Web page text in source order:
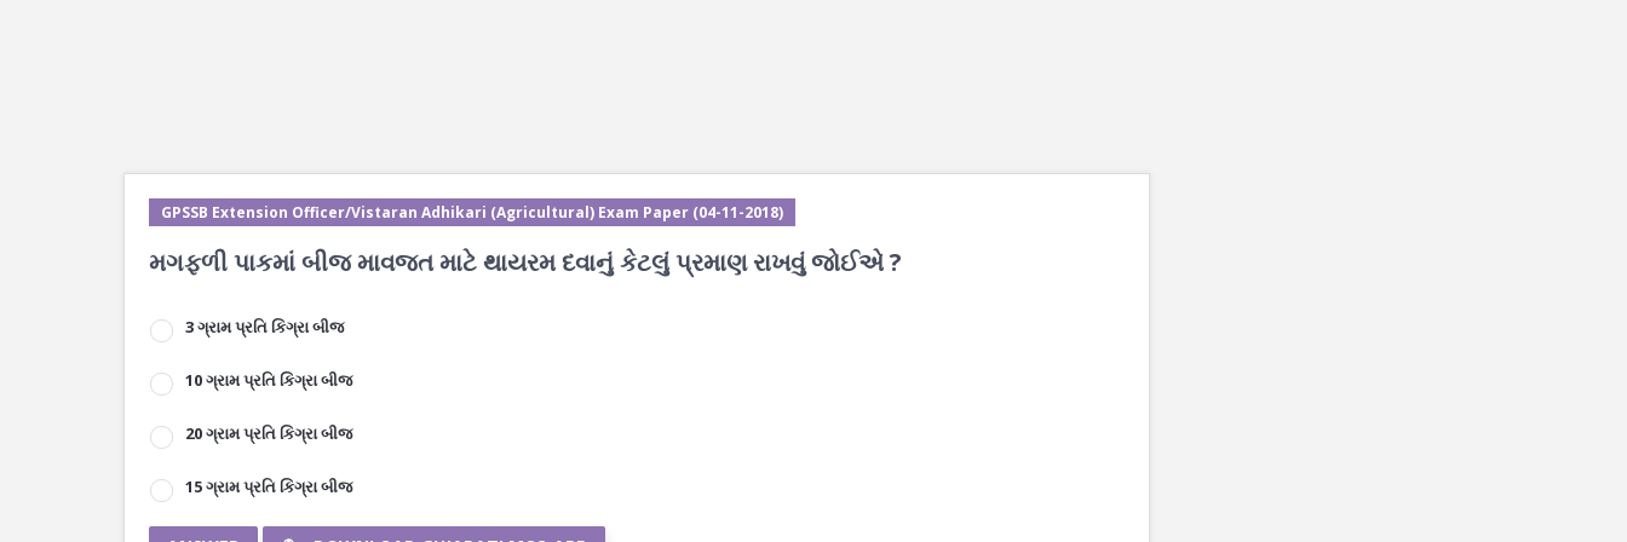
GPSSB Extension Officer/Vistaran Adhikari (Agricultural) Exam Paper (04-11-2018)
મગફળી પાકમાં બીજ માવજત માટે થાયરમ દવાનું કેટલું પ્રમાણ રાખવું જોઈએ ?
3 ગ્રામ પ્રતિ કિગ્રા બીજ
10 ગ્રામ પ્રતિ કિગ્રા બીજ
20 ગ્રામ પ્રતિ કિગ્રા બીજ
15 ગ્રામ પ્રતિ કિગ્રા બીજ